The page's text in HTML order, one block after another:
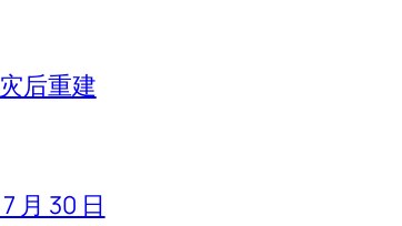
后重建
月 30 日